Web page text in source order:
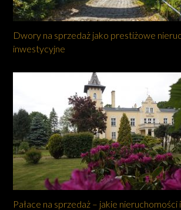
Dwory na sprzedaż jako prestiżowe
inwestycyjne
Pałace na sprzedaż – jakie